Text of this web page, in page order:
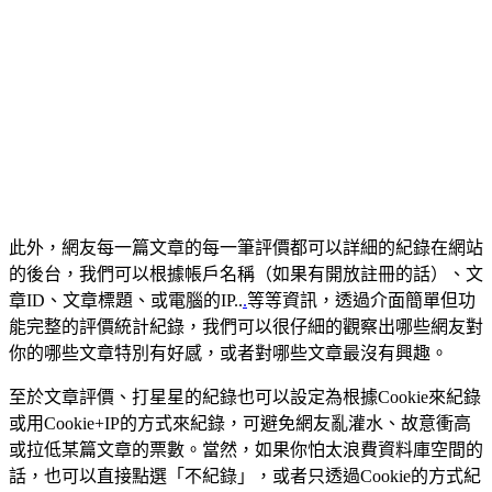
此外，網友每一篇文章的每一筆評價都可以詳細的紀錄在網站
的後台，我們可以根據帳戶名稱（如果有開放註冊的話）、文
章ID、文章標題、或電腦的IP...等等資訊，透過介面簡單但功
能完整的評價統計紀錄，我們可以很仔細的觀察出哪些網友對
你的哪些文章特別有好感，或者對哪些文章最沒有興趣。
至於文章評價、打星星的紀錄也可以設定為根據Cookie來紀錄
或用Cookie+IP的方式來紀錄，可避免網友亂灌水、故意衝高
或拉低某篇文章的票數。當然，如果你怕太浪費資料庫空間的
話，也可以直接點選「不紀錄」，或者只透過Cookie的方式紀